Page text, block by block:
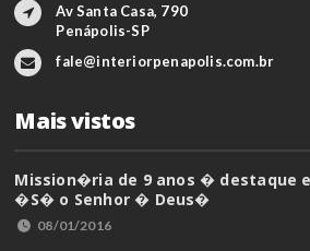
Av Santa Casa, 790
Penápolis-SP
fale@interiorpenapolis.com.br
Mais vistos
Mission�ria de 9 anos � destaque
�S� o Senhor � Deus�
08/01/2016